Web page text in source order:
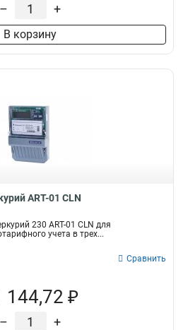
– +
В корзину
АRT-01 СLN
230 АRT-01 СLN для
учета в трех...
Сравнить
144,72 ₽
– +